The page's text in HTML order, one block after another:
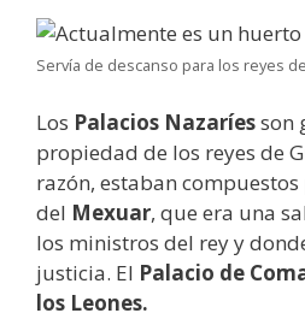
Servía de descanso para los reyes
Los Palacios Nazaríesson
propiedad de los reyes de
razón, estaban
del Mexuar, que era una
los ministros del rey y
justicia. El Palacio de
los Leones.